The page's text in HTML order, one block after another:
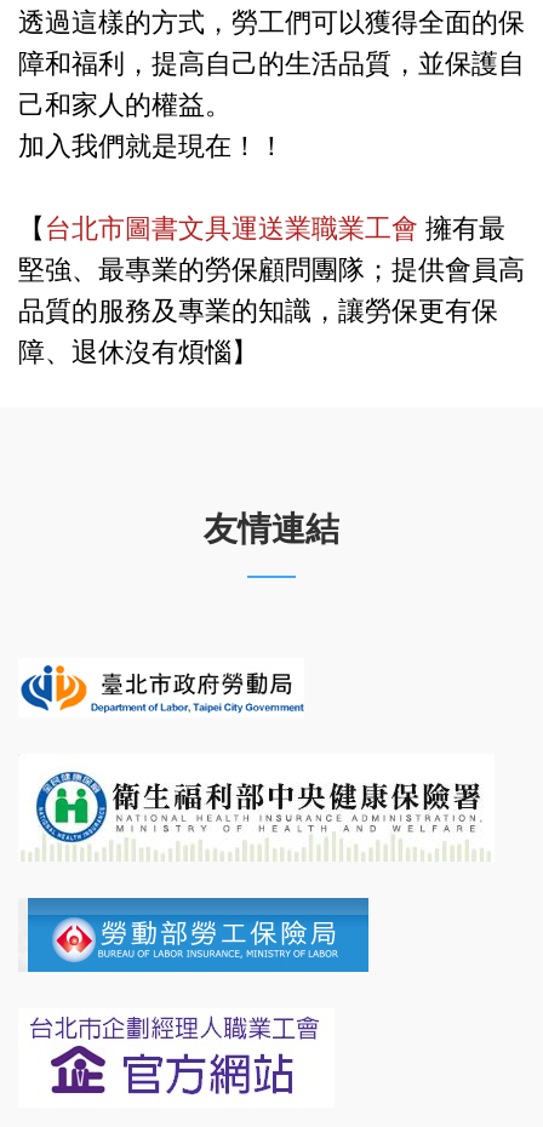
透過這樣的方式，勞工們可以獲得全面的保
障和福利，提高自己的生活品質，並保護自
己和家人的權益。
加入我們就是現在！！
【台北市圖書文具運送業職業工會 擁有最
堅強、最專業的勞保顧問團隊；提供會員高
品質的服務及專業的知識，讓勞保更有保
障、退休沒有煩惱】
友情連結